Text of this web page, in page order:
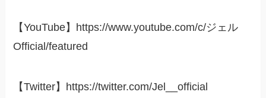
【YouTube】https://www.youtube.com/c/ジェル
Official/featured
【Twitter】https://twitter.com/Jel__official